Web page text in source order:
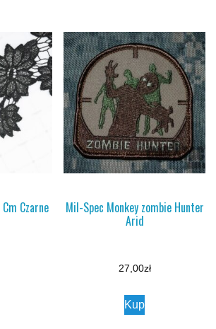
Czarne Mil-Spec Monkey zombie Hunter
Arid
27,00zł
Kup